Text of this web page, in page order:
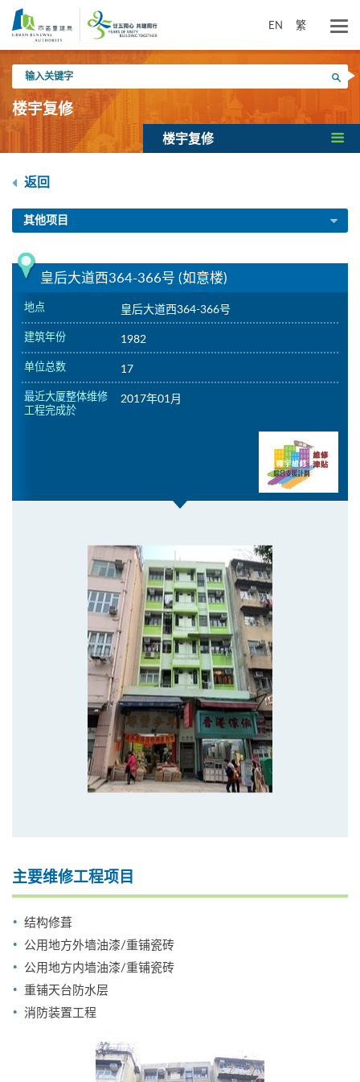
内
EN 繁
入
关
键
搜寻
楼宇复修
楼宇复修
返回
其他项目
皇后大道西364-366号 (如意楼)
地点 皇后大道西364-366号
建筑年份 1982
单位总数 17
最近大厦整体维修
工程完成於
2017年01月
主要维修工程项目
结构修葺
公用地方外墙油漆/重铺瓷砖
公用地方内墙油漆/重铺瓷砖
重铺天台防水层
消防装置工程